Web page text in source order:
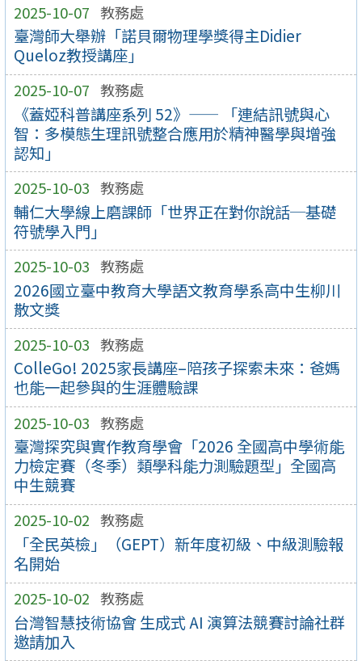
2025-10-07 教務處
臺灣師大舉辦「諾貝爾物理學獎得主Didier
Queloz教授講座」
2025-10-07 教務處
《蓋婭科普講座系列 52》—— 「連結訊號與心
智：多模態生理訊號整合應用於精神醫學與增強
認知」
2025-10-03 教務處
輔仁大學線上磨課師「世界正在對你說話─基礎
符號學入門」
2025-10-03 教務處
2026國立臺中教育大學語文教育學系高中生柳川
散文獎
2025-10-03 教務處
ColleGo! 2025家長講座–陪孩子探索未來：爸媽
也能一起參與的生涯體驗課
2025-10-03 教務處
臺灣探究與實作教育學會「2026 全國高中學術能
力檢定賽（冬季）類學科能力測驗題型」全國高
中生競賽
2025-10-02 教務處
「全民英檢」（GEPT）新年度初級、中級測驗報
名開始
2025-10-02 教務處
台灣智慧技術協會 生成式 AI 演算法競賽討論社群
邀請加入